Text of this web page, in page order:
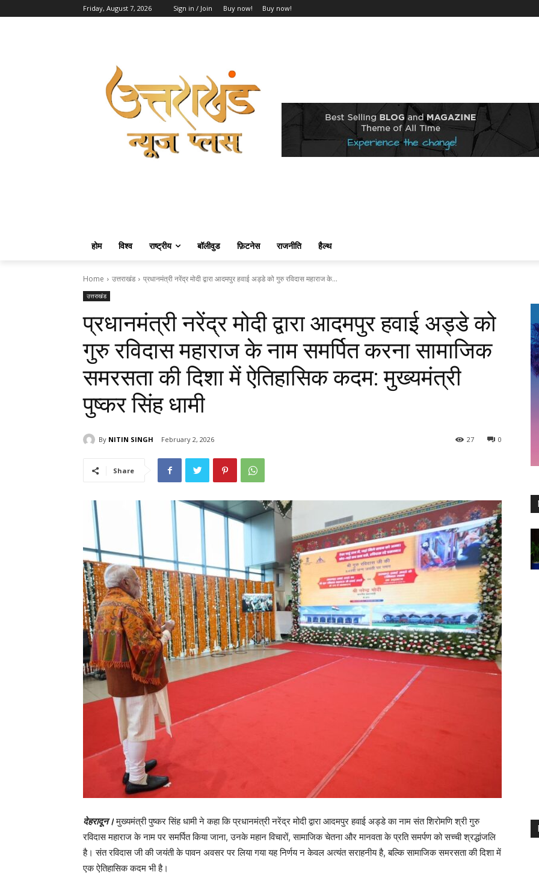
Friday, August 7, 2026 Sign in / Join Buy now! Buy now!
होम विश्व राष्ट्रीय बॉलीवुड फ़िटनेस राजनीति हैल्थ
Home उत्तराखंड प्रधानमंत्री नरेंद्र मोदी द्वारा आदमपुर हवाई अड्डे को गुरु रविदास महाराज के...
उत्तराखंड
प्रधानमंत्री नरेंद्र मोदी द्वारा आदमपुर हवाई अड्डे को
गुरु रविदास महाराज के नाम समर्पित करना सामाजिक
समरसता की दिशा में ऐतिहासिक कदम: मुख्यमंत्री
पुष्कर सिंह धामी
By NITIN SINGH February 2, 2026 0
27
Share
देहरादून।मुख्यमंत्री पुष्कर सिंह धामी ने कहा कि प्रधानमंत्री नरेंद्र मोदी द्वारा आदमपुर हवाई अड्डे का नाम संत शिरोमणि श्री गुरु
रविदास महाराज के नाम पर समर्पित किया जाना, उनके महान विचारों, सामाजिक चेतना और मानवता के प्रति समर्पण को सच्ची श्रद्धांजलि
है। संत रविदास जी की जयंती के पावन अवसर पर लिया गया यह निर्णय न केवल अत्यंत सराहनीय है, बल्कि सामाजिक समरसता की दिशा में
एक ऐतिहासिक कदम भी है।